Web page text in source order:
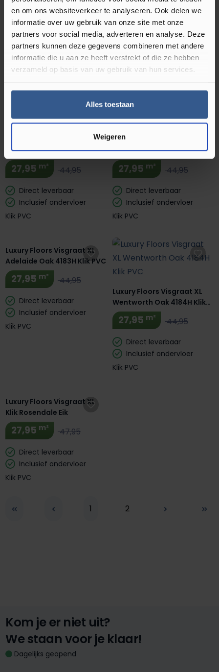
en om ons websiteverkeer te analyseren. Ook delen we
informatie over uw gebruik van onze site met onze
partners voor social media, adverteren en analyse. Deze
partners kunnen deze gegevens combineren met andere
informatie die u aan ze heeft verstrekt of die ze hebben
verzameld op basis van uw gebruik van hun services.
Alles toestaan
Weigeren
PVC
27,95m² 44,95
Direct leverbaar
Inclusief ondervloer
Luxury Floors Visgraat XL
Cairns Oak 4178H Klik PVC
22,95m² 44,95
Inclusief ondervloer
Klik PVC
Luxury Floors Visgraat XL
Albury Oak 4180H Klik PVC
27,95 m² 44,95
Direct leverbaar
Inclusief ondervloer
Klik PVC
Luxury Floors Visgraat XL
Maitland Oak 4181H Klik PVC
27,95 m² 44,95
Direct leverbaar
Inclusief ondervloer
Klik PVC
Luxury Floors Visgraat XL
Adelaide Oak 4183H Klik PVC
27,95 m² 44,95
Direct leverbaar
Inclusief ondervloer
Klik PVC
Luxury Floors Visgraat XL
Wentworth Oak 4184H Klik
PVC
27,95 m² 44,95
Direct leverbaar
Inclusief ondervloer
Klik PVC
Luxury Floors Visgraat XL
Klik Rosendale Eik
27,95 m² 47,95
Direct leverbaar
Inclusief ondervloer
Klik PVC
Pagina
1 Pagina
2
Kom je er niet uit?
We staan voor je klaar!
Dagelijks geopend